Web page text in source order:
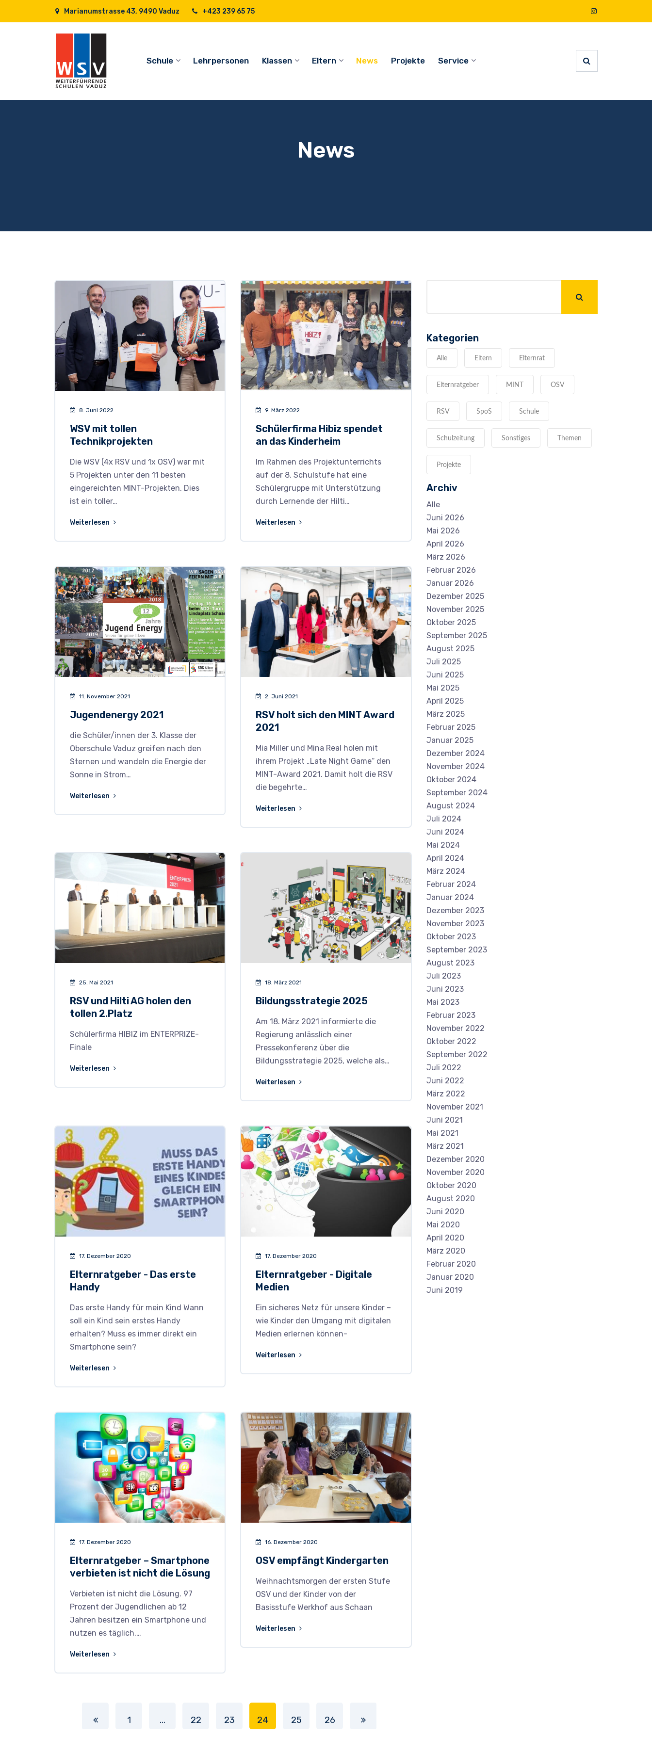
Marianumstrasse 43, 9490 Vaduz +423 239 65 75
Schule Lehrpersonen Klassen Eltern News Projekte Service
News
8. Juni 2022
WSV mit tollen
Technikprojekten
Die WSV (4x RSV und 1x OSV) war mit
5 Projekten unter den 11 besten
eingereichten MINT-Projekten. Dies
ist ein toller…
Weiterlesen
9. März 2022
Schülerfirma Hibiz spendet
an das Kinderheim
Im Rahmen des Projektunterrichts
auf der 8. Schulstufe hat eine
Schülergruppe mit Unterstützung
durch Lernende der Hilti…
Weiterlesen
11. November 2021
Jugendenergy 2021
die Schüler/innen der 3. Klasse der
Oberschule Vaduz greifen nach den
Sternen und wandeln die Energie der
Sonne in Strom…
Weiterlesen
2. Juni 2021
RSV holt sich den MINT Award
2021
Mia Miller und Mina Real holen mit
ihrem Projekt „Late Night Game“ den
MINT-Award 2021. Damit holt die RSV
die begehrte…
Weiterlesen
25. Mai 2021
RSV und Hilti AG holen den
tollen 2.Platz
Schülerfirma HIBIZ im ENTERPRIZE-
Finale
Weiterlesen
18. März 2021
Bildungsstrategie 2025
Am 18. März 2021 informierte die
Regierung anlässlich einer
Pressekonferenz über die
Bildungsstrategie 2025, welche als…
Weiterlesen
17. Dezember 2020
Elternratgeber - Das erste
Handy
Das erste Handy für mein Kind Wann
soll ein Kind sein erstes Handy
erhalten? Muss es immer direkt ein
Smartphone sein?
Weiterlesen
17. Dezember 2020
Elternratgeber - Digitale
Medien
Ein sicheres Netz für unsere Kinder –
wie Kinder den Umgang mit digitalen
Medien erlernen können-
Weiterlesen
17. Dezember 2020
Elternratgeber – Smartphone
verbieten ist nicht die Lösung
Verbieten ist nicht die Lösung. 97
Prozent der Jugendlichen ab 12
Jahren besitzen ein Smartphone und
nutzen es täglich.…
Weiterlesen
16. Dezember 2020
OSV empfängt Kindergarten
Weihnachtsmorgen der ersten Stufe
OSV und der Kinder von der
Basisstufe Werkhof aus Schaan
Weiterlesen
1 ... 22 23 24 25 26
Kategorien
Alle Eltern Elternrat
Elternratgeber MINT OSV
RSV SpoS Schule
Schulzeitung Sonstiges Themen
Projekte
Archiv
Alle
Juni 2026
Mai 2026
April 2026
März 2026
Februar 2026
Januar 2026
Dezember 2025
November 2025
Oktober 2025
September 2025
August 2025
Juli 2025
Juni 2025
Mai 2025
April 2025
März 2025
Februar 2025
Januar 2025
Dezember 2024
November 2024
Oktober 2024
September 2024
August 2024
Juli 2024
Juni 2024
Mai 2024
April 2024
März 2024
Februar 2024
Januar 2024
Dezember 2023
November 2023
Oktober 2023
September 2023
August 2023
Juli 2023
Juni 2023
Mai 2023
Februar 2023
November 2022
Oktober 2022
September 2022
Juli 2022
Juni 2022
März 2022
November 2021
Juni 2021
Mai 2021
März 2021
Dezember 2020
November 2020
Oktober 2020
August 2020
Juni 2020
Mai 2020
April 2020
März 2020
Februar 2020
Januar 2020
Juni 2019